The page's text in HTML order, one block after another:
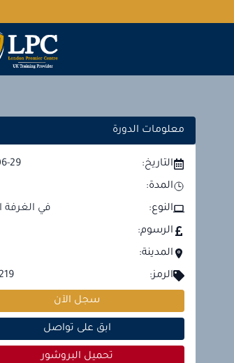
معلومات الدورة
التاريخ:
29
المدة:
النوع:
في الغرفة
الرسوم:
المدينة:
الرمز:
سجل الآن
ابق على تواصل
تحميل البروشور